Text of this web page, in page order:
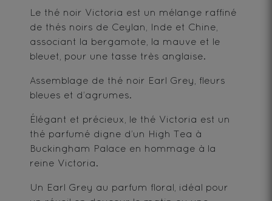
Le thé noir Victoria est un mélange raffiné
de thés noirs de Ceylan, Inde et Chine,
associant la bergamote, la mauve et le
bleuet, pour une tasse très anglaise.
Assemblage de thé noir Earl Grey, fleurs
bleues et d’agrumes.
Élégant et précieux, le thé Victoria est un
thé parfumé digne d’un High Tea à
Buckingham Palace en hommage à la
reine Victoria.
Un Earl Grey au parfum floral, idéal pour